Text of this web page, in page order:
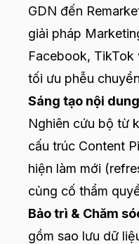
GDN đến
giải pháp
Facebook, TikTok
tối ưu phễu
Sáng tạo nội
Nghiên cứu bộ từ
cấu trúc Content
hiện làm mới
củng cố thẩm
Bảo trì & Chăm
gồm sao lưu dữ